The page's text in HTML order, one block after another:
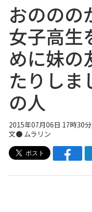
おののの
女子高生
めに妹の
たりしま
の人
2015年07月06日 17時30
文● ムラリン